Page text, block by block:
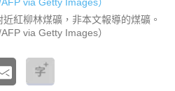
紅柳林煤礦，非本文報導的煤礦。
via Getty Images）